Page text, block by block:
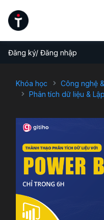
Đăng ký/ Đăng nhập
Khóa học
Công nghệ
Phân tích dữ liệu &